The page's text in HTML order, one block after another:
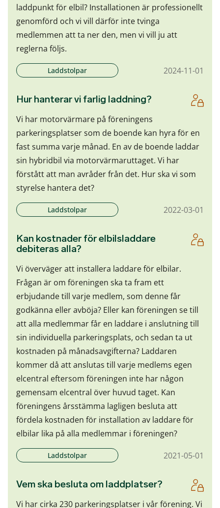
laddpunkt för elbil? Installationen är professionellt
genomförd och vi vill därför inte tvinga
medlemmen att ta ner den, men vi vill ju att
reglerna följs.
Laddstolpar 2024-11-01
Hur hanterar vi farlig laddning?
Vi har motorvärmare på föreningens
parkeringsplatser som de boende kan hyra för en
fast summa varje månad. En av de boende laddar
sin hybridbil via motorvärmaruttaget. Vi har
förstått att man avråder från det. Hur ska vi som
styrelse hantera det?
Laddstolpar 2022-03-01
Kan kostnader för elbilsladdare
debiteras alla?
Vi överväger att installera laddare för elbilar.
Frågan är om föreningen ska ta fram ett
erbjudande till varje medlem, som denne får
godkänna eller avböja? Eller kan föreningen se till
att alla medlemmar får en laddare i anslutning till
sin individuella parkeringsplats, och sedan ta ut
kostnaden på månadsavgifterna? Laddaren
kommer då att anslutas till varje medlems egen
elcentral eftersom föreningen inte har någon
gemensam elcentral över huvud taget. Kan
föreningens årsstämma lagligen besluta att
fördela kostnaden för installation av laddare för
elbilar lika på alla medlemmar i föreningen?
Laddstolpar 2021-05-01
Vem ska besluta om laddplatser?
Vi har cirka 230 parkeringsplatser i vår förening. Vi